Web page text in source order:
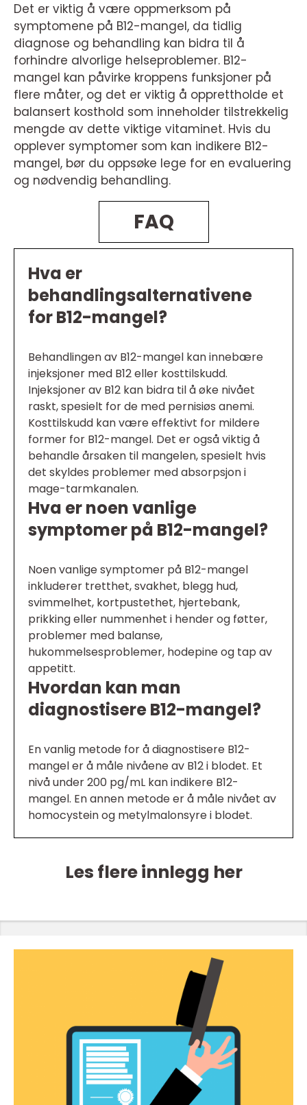
Det er viktig å være oppmerksom på
symptomene på B12-mangel, da tidlig
diagnose og behandling kan bidra til å
forhindre alvorlige helseproblemer. B12-
mangel kan påvirke kroppens funksjoner på
flere måter, og det er viktig å opprettholde et
balansert kosthold som inneholder tilstrekkelig
mengde av dette viktige vitaminet. Hvis du
opplever symptomer som kan indikere B12-
mangel, bør du oppsøke lege for en evaluering
og nødvendig behandling.
FAQ
Hva er
behandlingsalternativene
for B12-mangel?
Behandlingen av B12-mangel kan innebære
injeksjoner med B12 eller kosttilskudd.
Injeksjoner av B12 kan bidra til å øke nivået
raskt, spesielt for de med pernisiøs anemi.
Kosttilskudd kan være effektivt for mildere
former for B12-mangel. Det er også viktig å
behandle årsaken til mangelen, spesielt hvis
det skyldes problemer med absorpsjon i
mage-tarmkanalen.
Hva er noen vanlige
symptomer på B12-mangel?
Noen vanlige symptomer på B12-mangel
inkluderer tretthet, svakhet, blegg hud,
svimmelhet, kortpustethet, hjertebank,
prikking eller nummenhet i hender og føtter,
problemer med balanse,
hukommelsesproblemer, hodepine og tap av
appetitt.
Hvordan kan man
diagnostisere B12-mangel?
En vanlig metode for å diagnostisere B12-
mangel er å måle nivåene av B12 i blodet. Et
nivå under 200 pg/mL kan indikere B12-
mangel. En annen metode er å måle nivået av
homocystein og metylmalonsyre i blodet.
Les flere innlegg her